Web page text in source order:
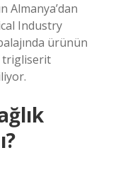
Almanya’dan
Industry
​​ürünün
trigliserit